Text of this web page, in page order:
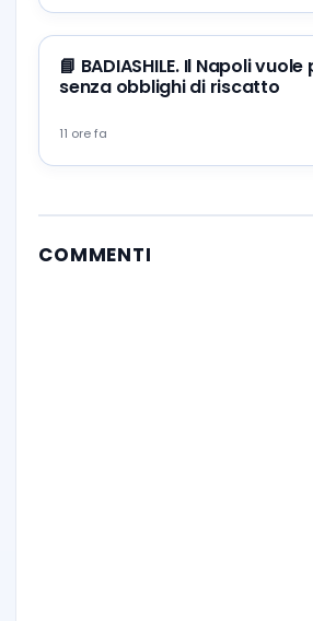
📘 BADIASHILE. Il Napoli
senza obblighi di riscatto
11 ore fa
COMMENTI